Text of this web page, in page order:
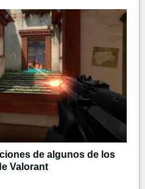
de algunos de los
Valorant